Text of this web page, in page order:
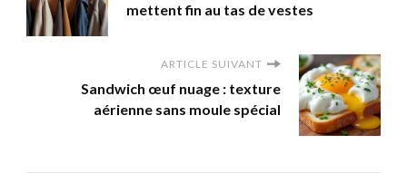
mettent fin au tas de vestes
ARTICLE SUIVANT
Sandwich œuf nuage : texture
aérienne sans moule spécial